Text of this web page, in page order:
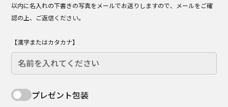
以内に名入れの下書きの写真をメールでお送りしますので、メールをご確
認の上、ご返信ください。
【漢字またはカタカナ】
プレゼント包装